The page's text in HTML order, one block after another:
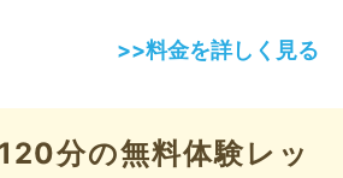
>>料金を詳しく見る
分の無料体験レッ